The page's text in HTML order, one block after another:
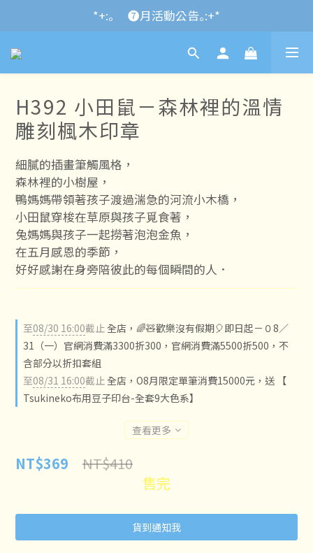
*+:｡\new / !🌌 官網消費滿千折百~RUN~:+*
*+:｡     ❼月活動公告｡:+*
*+:｡\new / !🌌 官網消費滿千折百~RUN~:+*
H392 小田鼠－森林裡的溫情
雕刻楓木印章
細膩的插畫筆觸風格，
森林裡的小樹屋，
鴨媽媽帶領著孩子渡過湍急的河流小木橋，
小田鼠穿梭在草原與孩子覓食著，
兔媽媽與孩子一起撈著泡泡金魚，
在五月感恩的季節，
好好感謝在身旁陪彼此的每個瞬間的人．
至08/30 16:00截止全店，🌈🧸歡樂沒有假期🎈即日起－０8／
31（一）官網消費滿3300折300，官網消費滿5500折500，不
含部分以折扣套組
至08/31 16:00截止全店，O8月限定單筆消費15000元，送 【
Tsukineko布用豆子印台-全套9大色系】
查看更多
NT$369 NT$410
售完
貨到通知我